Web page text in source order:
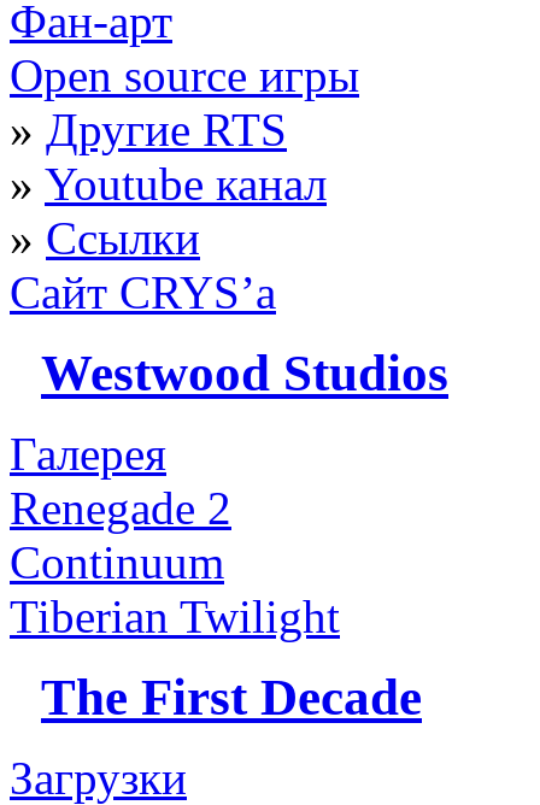
Фан-арт
Open source игры
» Другие RTS
» Youtube канал
» Ссылки
Сайт CRYS’а
Westwood Studios
Галерея
Renegade 2
Continuum
Tiberian Twilight
The First Decade
Загрузки